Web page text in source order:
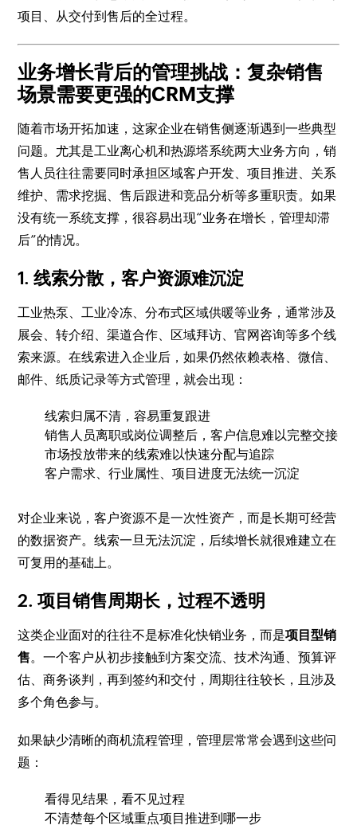
项目、从交付到售后的全过程。
业务增长背后的管理挑战：复杂销售
场景需要更强的CRM支撑
随着市场开拓加速，这家企业在销售侧逐渐遇到一些典型
问题。尤其是工业离心机和热源塔系统两大业务方向，销
售人员往往需要同时承担区域客户开发、项目推进、关系
维护、需求挖掘、售后跟进和竞品分析等多重职责。如果
没有统一系统支撑，很容易出现“业务在增长，管理却滞
后”的情况。
1. 线索分散，客户资源难沉淀
工业热泵、工业冷冻、分布式区域供暖等业务，通常涉及
展会、转介绍、渠道合作、区域拜访、官网咨询等多个线
索来源。在线索进入企业后，如果仍然依赖表格、微信、
邮件、纸质记录等方式管理，就会出现：
线索归属不清，容易重复跟进
销售人员离职或岗位调整后，客户信息难以完整交接
市场投放带来的线索难以快速分配与追踪
客户需求、行业属性、项目进度无法统一沉淀
对企业来说，客户资源不是一次性资产，而是长期可经营
的数据资产。线索一旦无法沉淀，后续增长就很难建立在
可复用的基础上。
2. 项目销售周期长，过程不透明
这类企业面对的往往不是标准化快销业务，而是项目型销
售。一个客户从初步接触到方案交流、技术沟通、预算评
估、商务谈判，再到签约和交付，周期往往较长，且涉及
多个角色参与。
如果缺少清晰的商机流程管理，管理层常常会遇到这些问
题：
看得见结果，看不见过程
不清楚每个区域重点项目推进到哪一步